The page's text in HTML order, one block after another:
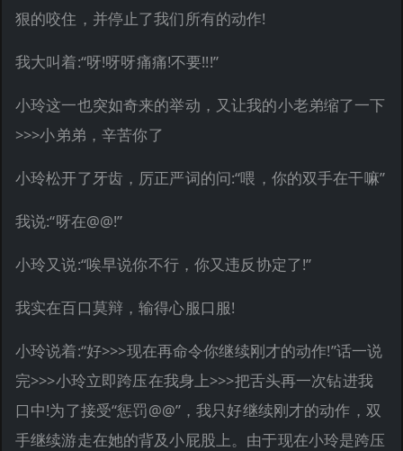
狠的咬住，并停止了我们所有的动作!
我大叫着:“呀!呀呀痛痛!不要!!!”
小玲这一也突如奇来的举动，又让我的小老弟缩了一下
>>>小弟弟，辛苦你了
小玲松开了牙齿，厉正严词的问:“喂，你的双手在干嘛”
我说:“呀在@@!”
小玲又说:“唉早说你不行，你又违反协定了!”
我实在百口莫辩，输得心服口服!
小玲说着:“好>>>现在再命令你继续刚才的动作!”话一说
完>>>小玲立即跨压在我身上>>>把舌头再一次钻进我
口中!为了接受“惩罚@@”，我只好继续刚才的动作，双
手继续游走在她的背及小屁股上。由于现在小玲是跨压